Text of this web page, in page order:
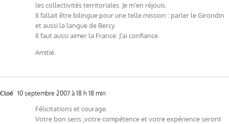
les collectivités territoriales. Je m’en réjouis.
Il fallait être bilingue pour une telle mission : parler le Girondin
et aussi la langue de Bercy.
Il faut aussi aimer la France. J’ai confiance.
Amitié.
Cloé 10 septembre 2007 à 18 h 18 min
Félicitations et courage.
Votre bon sens ,votre compétence et votre expérience seront